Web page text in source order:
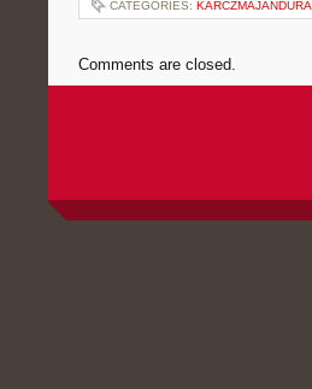
CATEGORIES: KARCZMAJANDURA
Comments are closed.